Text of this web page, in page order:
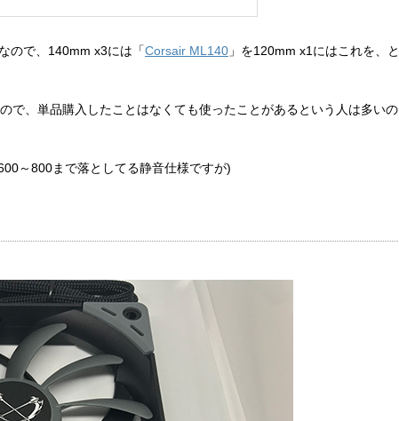
ので、140mm x3には「Corsair ML140 」を120mm x1にはこれを、と
で、単品購入したことはなくても使ったことがあるという人は多いの
～800まで落としてる静音仕様ですが)